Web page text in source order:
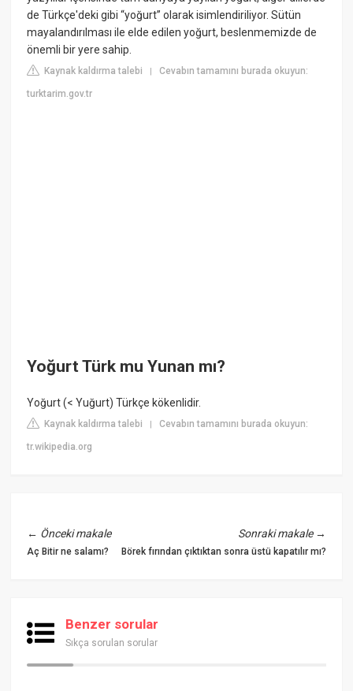
de Türkçe'deki gibi “yoğurt” olarak isimlendiriliyor. Sütün
mayalandırılması ile elde edilen yoğurt, beslenmemizde de
önemli bir yere sahip.
Kaynak kaldırma talebi |Cevabın tamamını burada okuyun:
turktarim.gov.tr
Yoğurt Türk mu Yunan mı?
Yoğurt (< Yuğurt) Türkçe kökenlidir.
Kaynak kaldırma talebi |Cevabın tamamını burada okuyun:
tr.wikipedia.org
← Önceki makale
Aç Bitir ne salamı?
Sonraki makale→
Börek fırından çıktıktan sonra üstü kapatılır mı?
Benzer sorular
Sıkça sorulan sorular